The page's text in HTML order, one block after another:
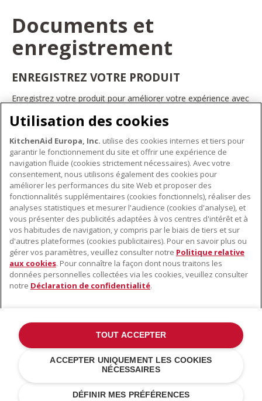
Documents et
enregistrement
ENREGISTREZ VOTRE PRODUIT
Enregistrez votre produit pour améliorer votre expérience avec
bénéficier d'offres et de promotions exclusives, recevoir des
conseils et des astuces, et bien plus encore.
INSCRIVEZ-VOUS DÈS À PRÉSENT
À PROPOS DE KITCHENAID
À propos de KitchenAid
Histoire de la marque
Communiqués de presse
ODR
NOS PRODUITS
Petits électroménagers
Matériel de cuisine
Accessoires
SERVICE CLIENT
Trouver un magasin
©2022 Tous droits réservés. KitchenAid et la forme du robot pâtissier
multifonction sont des marques déposées aux États Unis et dans
d'autres pays .Déclaration de confidentialité.Cookies.Autres pays
Utilisation des cookies
KitchenAid Europa, Inc. utilise des cookies internes et tiers pour
garantir le fonctionnement du site et offrir une expérience de
navigation fluide (cookies strictement nécessaires). Avec votre
consentement, nous utilisons également des cookies pour
améliorer les performances du site Web et proposer des
fonctionnalités supplémentaires (cookies fonctionnels), réaliser des
analyses statistiques et mesurer l'audience (cookies d'analyse), et
vous présenter des publicités adaptées à vos centres d'intérêt et à
vos habitudes de navigation, y compris par le biais de tiers et sur
d'autres plateformes (cookies publicitaires). Pour en savoir plus ou
gérer vos paramètres, veuillez consulter notre Politique relative
aux cookies. Pour connaître la façon dont nous traitons les
données personnelles collectées via les cookies, veuillez consulter
notre Déclaration de confidentialité.
DÉFINIR MES PRÉFÉRENCES
ACCEPTER UNIQUEMENT LES COOKIES
NÉCESSAIRES
TOUT ACCEPTER